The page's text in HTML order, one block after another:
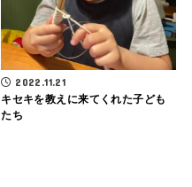
2022.11.21
キセキを教えに来てくれた子ども
たち